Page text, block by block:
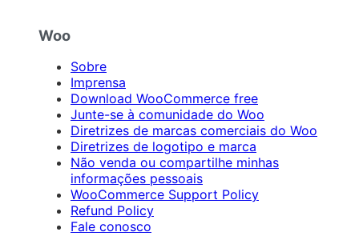
Woo
Sobre
Imprensa
Download WooCommerce free
Junte-se à comunidade do Woo
Diretrizes de marcas comerciais do Woo
Diretrizes de logotipo e marca
Não venda ou compartilhe minhas
informações pessoais
WooCommerce Support Policy
Refund Policy
Fale conosco